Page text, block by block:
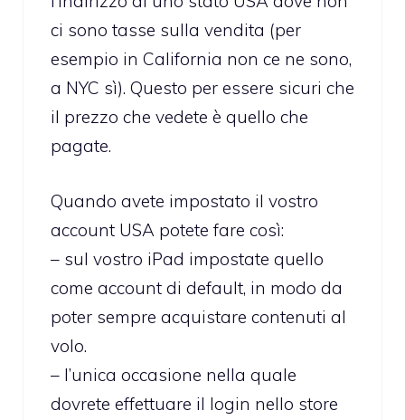
ci sono tasse sulla vendita (per
esempio in California non ce ne sono,
a NYC sì). Questo per essere sicuri che
il prezzo che vedete è quello che
pagate.
Quando avete impostato il vostro
account USA potete fare così:
– sul vostro iPad impostate quello
come account di default, in modo da
poter sempre acquistare contenuti al
volo.
– l’unica occasione nella quale
dovrete effettuare il login nello store